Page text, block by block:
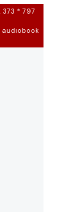
* 797
audiobook